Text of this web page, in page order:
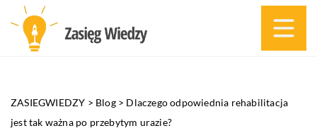
ZASIEGWIEDZY > Blog> Dlaczego odpowiednia rehabilitacja
jest tak ważna po przebytym urazie?